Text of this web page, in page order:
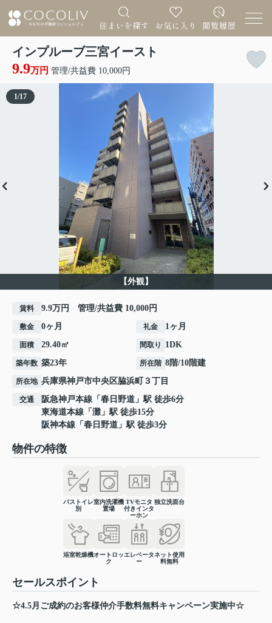
インプルーブ三宮イースト
9.9万円 管理/共益費 10,000円
【外観】
1/17
賃料 9.9万円 管理/共益費 10,000円
敷金 0ヶ月 礼金 1ヶ月
面積 29.40㎡ 間取り 1DK
築年数 築23年 所在階 8階/10階建
所在地 兵庫県神戸市中央区脇浜町 ３丁目
交通 阪急神戸本線 「 春日野道 」駅 徒歩6分
東海道本線 「 灘 」駅 徒歩15分
阪神本線 「 春日野道 」駅 徒歩3分
物件の特徴
バストイレ
別
室内洗濯機
置場
TVモニタ
付きインタ
ーホン
独立洗面台
浴室乾燥機オートロッ
ク
エレベータ
ー
ネット使用
料無料
セールスポイント
☆4.5月ご成約のお客様仲介手数料無料キャンペーン実施中☆